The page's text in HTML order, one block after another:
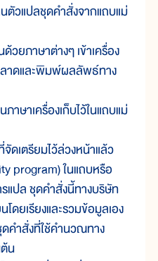
แปลชุดคำสั่งจากแถบแม่
ภาษาต่างๆ เข้าเครื่อง
และพิมพ์ผลลัพธ์ทาง
าเครื่องเก็บไว้ในแถบแม่
ตรียมไว้ล่วงหน้าแล้ว
program) ในแถบหรือ
แปล ชุดคำสั่งนี้ทางบริษัท
ดยเรียงและรวมข้อมูลเอง
ดคำสั่งที่ใช้คำนวณทาง
น